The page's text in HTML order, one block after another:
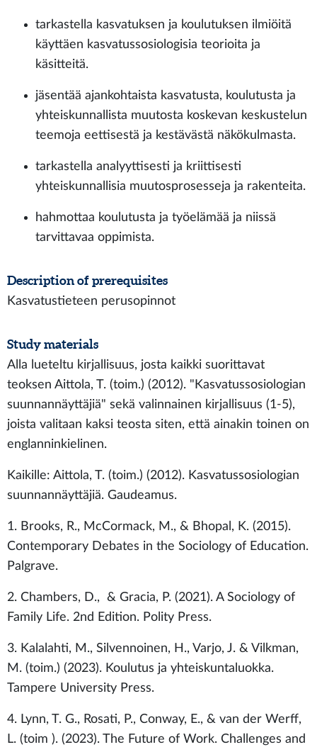
tarkastella kasvatuksen ja koulutuksen ilmiöitä
käyttäen kasvatussosiologisia teorioita ja
käsitteitä.
jäsentää ajankohtaista kasvatusta, koulutusta ja
yhteiskunnallista muutosta koskevan keskustelun
teemoja eettisestä ja kestävästä näkökulmasta.
tarkastella analyyttisesti ja kriittisesti
yhteiskunnallisia muutosprosesseja ja rakenteita.
hahmottaa koulutusta ja työelämää ja niissä
tarvittavaa oppimista.
Description of prerequisites
Kasvatustieteen perusopinnot
Study materials
Alla lueteltu kirjallisuus, josta kaikki suorittavat
teoksen Aittola, T. (toim.) (2012). "Kasvatussosiologian
suunnannäyttäjiä" sekä valinnainen kirjallisuus (1-5),
joista valitaan kaksi teosta siten, että ainakin toinen on
englanninkielinen.
Kaikille: Aittola, T. (toim.) (2012). Kasvatussosiologian
suunnannäyttäjiä. Gaudeamus.
1. Brooks, R., McCormack, M., & Bhopal, K. (2015).
Contemporary Debates in the Sociology of Education.
Palgrave.
2. Chambers, D., & Gracia, P. (2021). A Sociology of
Family Life. 2nd Edition. Polity Press.
3. Kalalahti, M., Silvennoinen, H., Varjo, J. & Vilkman,
M. (toim.) (2023). Koulutus ja yhteiskuntaluokka.
Tampere University Press.
4. Lynn, T. G., Rosati, P., Conway, E., & van der Werff,
L. (toim ). (2023). The Future of Work. Challenges and